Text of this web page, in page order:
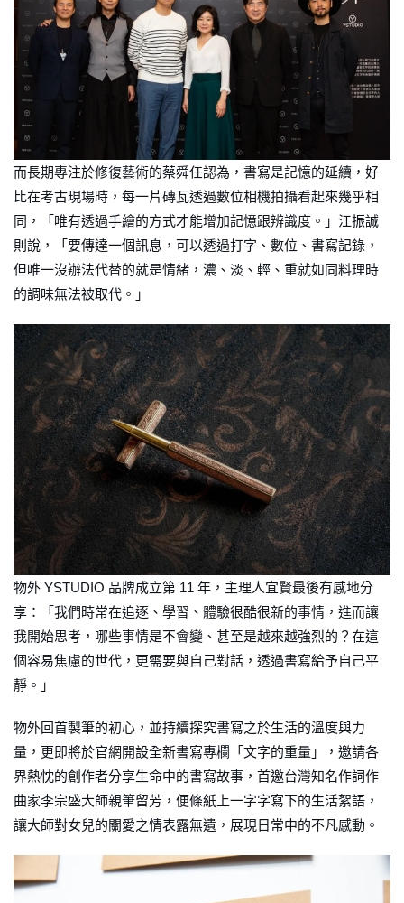
而長期專注於修復藝術的蔡舜任認為，書寫是記憶的延續，好
比在考古現場時，每一片磚瓦透過數位相機拍攝看起來幾乎相
同，「唯有透過手繪的方式才能增加記憶跟辨識度。」江振誠
則說，「要傳達一個訊息，可以透過打字、數位、書寫記錄，
但唯一沒辦法代替的就是情緒，濃、淡、輕、重就如同料理時
的調味無法被取代。」
物外 YSTUDIO 品牌成立第 11 年，主理人宜賢最後有感地分
享：「我們時常在追逐、學習、體驗很酷很新的事情，進而讓
我開始思考，哪些事情是不會變、甚至是越來越強烈的？在這
個容易焦慮的世代，更需要與自己對話，透過書寫給予自己平
靜。」
物外回首製筆的初心，並持續探究書寫之於生活的溫度與力
量，更即將於官網開設全新書寫專欄「文字的重量」，邀請各
界熱忱的創作者分享生命中的書寫故事，首邀台灣知名作詞作
曲家李宗盛大師親筆留芳，便條紙上一字字寫下的生活絮語，
讓大師對女兒的關愛之情表露無遺，展現日常中的不凡感動。